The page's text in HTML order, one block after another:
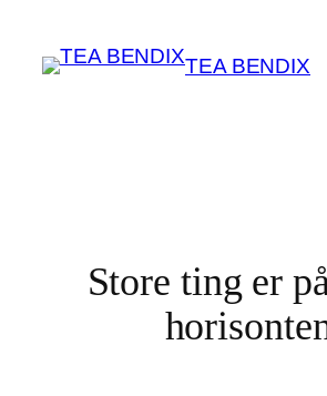
TEA BENDIX
Store ting er